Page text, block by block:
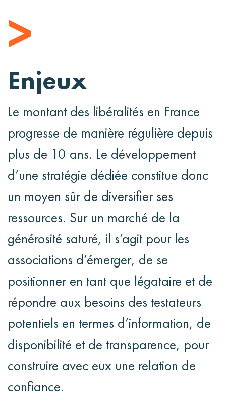
>
Enjeux
Le montant des libéralités en France
progresse de manière régulière depuis
plus de 10 ans. Le développement
d’une stratégie dédiée constitue donc
un moyen sûr de diversifier ses
ressources. Sur un marché de la
générosité saturé, il s’agit pour les
associations d’émerger, de se
positionner en tant que légataire et de
répondre aux besoins des testateurs
potentiels en termes d’information, de
disponibilité et de transparence, pour
construire avec eux une relation de
confiance.